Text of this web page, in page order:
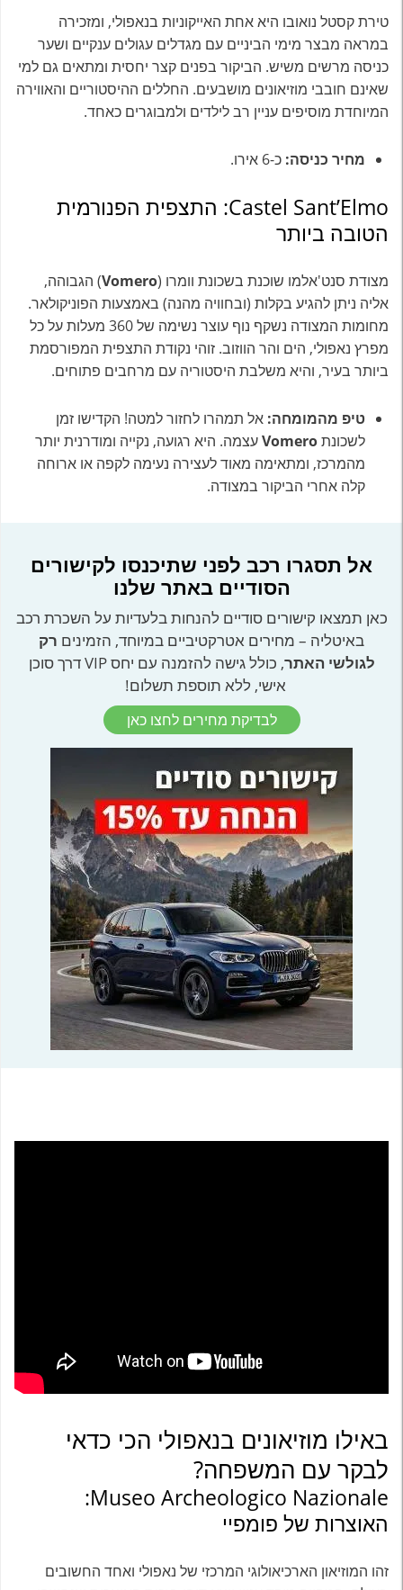
טירת קסטל נואובו היא אחת האייקוניות בנאפולי, ומזכירה
במראה מבצר מימי הביניים עם מגדלים עגולים ענקיים ושער
כניסה מרשים משיש. הביקור בפנים קצר יחסית ומתאים גם למי
שאינם חובבי מוזיאונים מושבעים. החללים ההיסטוריים והאווירה
המיוחדת מוסיפים עניין רב לילדים ולמבוגרים כאחד.
מחיר כניסה: כ-6 אירו.
Castel Sant’Elmo: התצפית הפנורמית
הטובה ביותר
מצודת סנט'אלמו שוכנת בשכונת וומרו (Vomero) הגבוהה,
אליה ניתן להגיע בקלות (ובחוויה מהנה) באמצעות הפוניקולאר.
מחומות המצודה נשקף נוף עוצר נשימה של 360 מעלות על כל
מפרץ נאפולי, הים והר הווזוב. זוהי נקודת התצפית המפורסמת
ביותר בעיר, והיא משלבת היסטוריה עם מרחבים פתוחים.
טיפ מהמומחה: אל תמהרו לחזור למטה! הקדישו זמן
לשכונתVomeroעצמה. היא רגועה, נקייה ומודרנית יותר
מהמרכז, ומתאימה מאוד לעצירה נעימה לקפה או ארוחה
קלה אחרי הביקור במצודה.
אל תסגרו רכב לפני שתיכנסו לקישורים
הסודיים באתר שלנו
כאן תמצאו קישורים סודיים להנחות בלעדיות על השכרת רכב
באיטליה – מחירים אטרקטיביים במיוחד, הזמינים רק
לגולשי האתר
, כולל גישה להזמנה עם יחס VIP דרך סוכן
אישי, ללא תוספת תשלום!
לבדיקת מחירים לחצו כאן
באילו מוזיאונים בנאפולי הכי כדאי
לבקר עם המשפחה?
Museo Archeologico Nazionale:
האוצרות של פומפיי
זהו המוזיאון הארכיאולוגי המרכזי של נאפולי ואחד החשובים